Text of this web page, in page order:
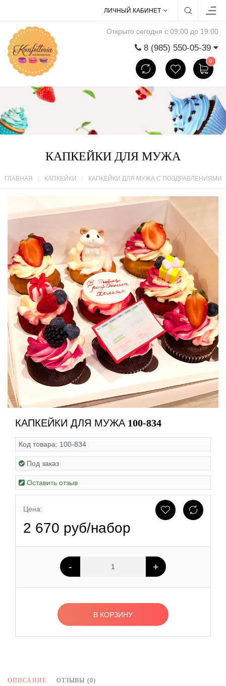
ЛИЧНЫЙ КАБИНЕТ
Открыто сегодня с 09:00 до 19:00
8 (985) 550-05-39
0
КАПКЕЙКИ ДЛЯ МУЖА
ГЛАВНАЯ КАПКЕЙКИ КАПКЕЙКИ ДЛЯ МУЖА С ПОЗДРАВЛЕНИЯМИ
КАПКЕЙКИ ДЛЯ МУЖА 100-834
Код товара: 100-834
Под заказ
Оставить отзыв
Цена:
2 670 руб/набор
- +
В КОРЗИНУ
ОПИСАНИЕ ОТЗЫВЫ (0)